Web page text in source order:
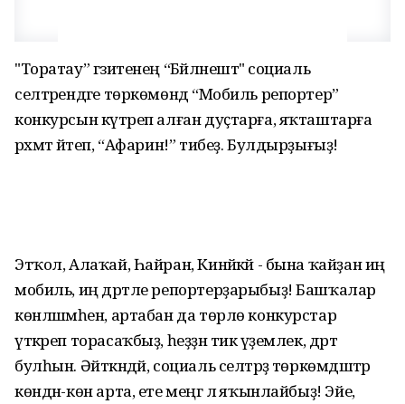
"Торатау” гәзитенең “Бәйләнештә" социаль
селтәрендәге төркөмөндә “Мобиль репортер”
конкурсын күтәреп алған дуҫтарға, яҡташтарға
рәхмәт әйтеп, “Афарин!” тибеҙ. Булдырҙығыҙ!
Этҡол, Алаҡай, Һайран, Кинйәкәй - бына ҡайҙан иң
мобиль, иң дәртле репортерҙарыбыҙ! Башҡалар
көнләшмәһен, артабан да төрлө конкурстар
үткәреп торасаҡбыҙ, һеҙҙән тик әүҙемлек, дәрт
булһын. Әйткәндәй, социаль селтәрҙә төркөмдәштәр
көндән-көн арта, ете меңгә лә яҡынлайбыҙ! Эйе,